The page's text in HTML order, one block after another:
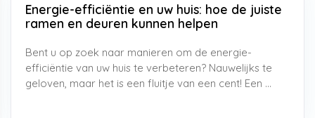
Energie-efficiëntie en uw huis: hoe de juiste
ramen en deuren kunnen helpen
Bent u op zoek naar manieren om de energie-
efficiëntie van uw huis te verbeteren? Nauwelijks te
geloven, maar het is een fluitje van een cent! Een ...